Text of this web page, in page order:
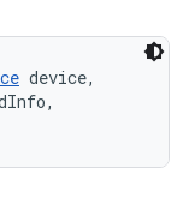
device,